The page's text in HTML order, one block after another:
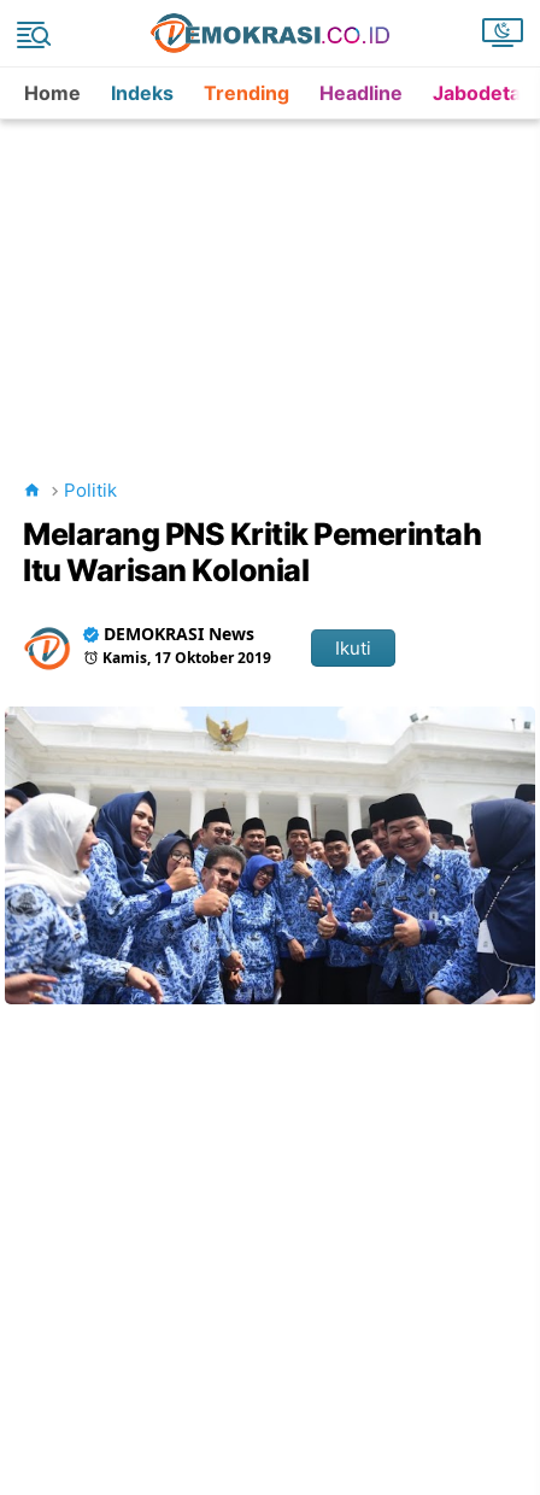
Home Indeks Trending Headline
Politik
Melarang PNS Kritik Pemerintah
Itu Warisan Kolonial
DEMOKRASI News
Kamis, 17 Oktober 2019 Ikuti